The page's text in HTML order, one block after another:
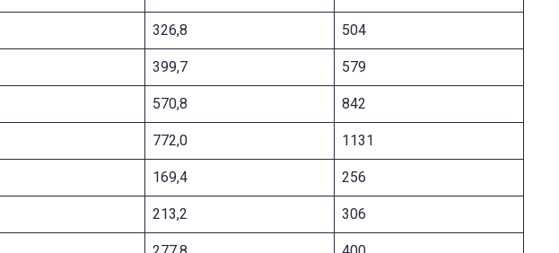
326,8 504
399,7 579
570,8 842
772,0 1131
169,4 256
213,2 306